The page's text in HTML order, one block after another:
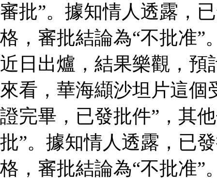
審批”。據知情人透露，
格，審批結論為“不批准”
近日出爐，結果樂觀，預
來看，華海纈沙坦片這個
證完畢，已發批件”，其
批”。據知情人透露，已
格，審批結論為“不批准”